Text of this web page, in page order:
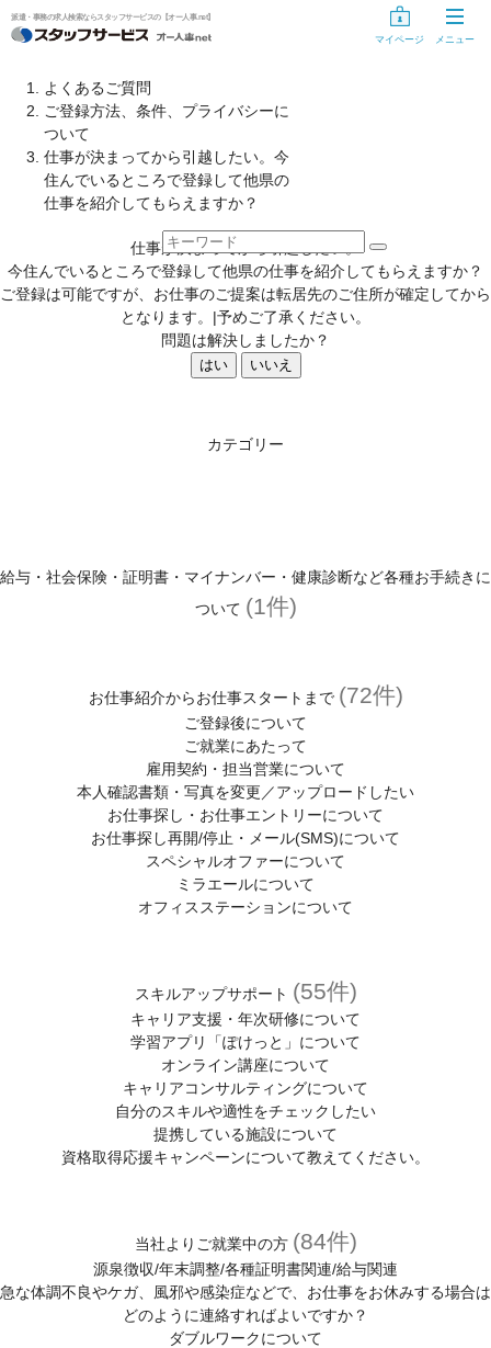
派遣・事務の求人検索ならスタッフサービスの【オー人事.net】
マイページ メニュー
お仕事を探す
気になるリスト
スタッフサービスに登録する
登録手続き中の方
ユーザーID・パスワードを忘れた方へ
お役立ち情報
わたしらしく働くヒントが見つかるコラム
スタッフサービスについて
スタッフサービスの安心サポート
スキルアップサポート
(キャリア、メンタル、お仕事中、ハラスメントの悩み)
紹介予定派遣について
よくあるご質問
ご登録方法、条件、プライバシーに
ついて
仕事が決まってから引越したい。今
住んでいるところで登録して他県の
仕事を紹介してもらえますか？
仕事が決まってから引越したい。
今住んでいるところで登録して他県の仕事を紹介してもらえますか？
ご登録は可能ですが、お仕事のご提案は転居先のご住所が確定してから
となります。|予めご了承ください。
問題は解決しましたか？
はい いいえ
カテゴリー
給与・社会保険・証明書・マイナンバー・健康診断など各種お手続きに
ついて (1件)
お仕事紹介からお仕事スタートまで (72件)
ご登録後について
ご就業にあたって
雇用契約・担当営業について
本人確認書類・写真を変更／アップロードしたい
お仕事探し・お仕事エントリーについて
お仕事探し再開/停止・メール(SMS)について
スペシャルオファーについて
ミラエールについて
オフィスステーションについて
スキルアップサポート (55件)
キャリア支援・年次研修について
学習アプリ「ぽけっと」について
オンライン講座について
キャリアコンサルティングについて
自分のスキルや適性をチェックしたい
提携している施設について
資格取得応援キャンペーンについて教えてください。
当社よりご就業中の方 (84件)
源泉徴収/年末調整/各種証明書関連/給与関連
急な体調不良やケガ、風邪や感染症などで、お仕事をお休みする場合は
どのように連絡すればよいですか？
ダブルワークについて